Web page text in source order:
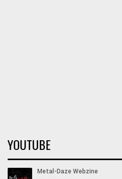
YOUTUBE